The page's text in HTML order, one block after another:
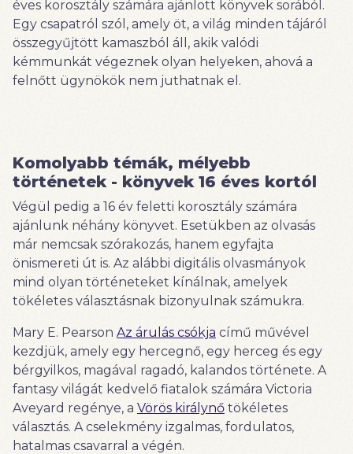
éves korosztály számára ajánlott könyvek sorából.
Egy csapatról szól, amely öt, a világ minden tájáról
összegyűjtött kamaszból áll, akik valódi
kémmunkát végeznek olyan helyeken, ahová a
felnőtt ügynökök nem juthatnak el.
Komolyabb témák, mélyebb
történetek - könyvek 16 éves kortól
Végül pedig a 16 év feletti korosztály számára
ajánlunk néhány könyvet. Esetükben az olvasás
már nemcsak szórakozás, hanem egyfajta
önismereti út is. Az alábbi digitális olvasmányok
mind olyan történeteket kínálnak, amelyek
tökéletes választásnak bizonyulnak számukra.
Mary E. Pearson Az árulás csókja című művével
kezdjük, amely egy hercegnő, egy herceg és egy
bérgyilkos, magával ragadó, kalandos története. A
fantasy világát kedvelő fiatalok számára Victoria
Aveyard regénye, a Vörös királynő tökéletes
választás. A cselekmény izgalmas, fordulatos,
hatalmas csavarral a végén.